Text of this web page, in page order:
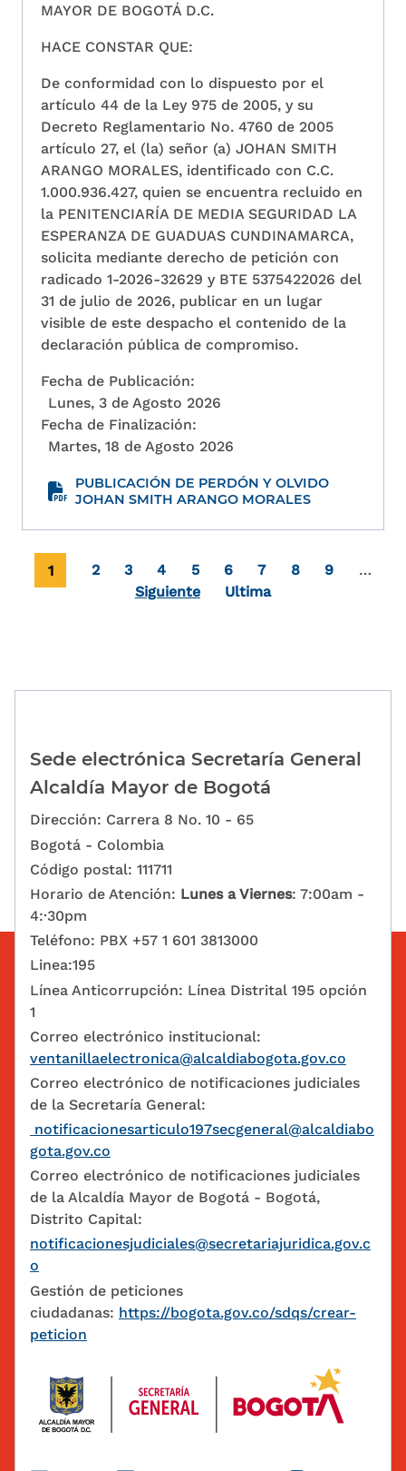
MAYOR DE BOGOTÁ D.C.
HACE CONSTAR QUE:
De conformidad con lo dispuesto por el
artículo 44 de la Ley 975 de 2005, y su
Decreto Reglamentario No. 4760 de 2005
artículo 27, el (la) señor (a) JOHAN SMITH
ARANGO MORALES, identificado con C.C.
1.000.936.427, quien se encuentra recluido en
la PENITENCIARÍA DE MEDIA SEGURIDAD LA
ESPERANZA DE GUADUAS CUNDINAMARCA,
solicita mediante derecho de petición con
radicado 1-2026-32629 y BTE 5375422026 del
31 de julio de 2026, publicar en un lugar
visible de este despacho el contenido de la
declaración pública de compromiso.
Fecha de Publicación:
Lunes, 3 de Agosto 2026
Fecha de Finalización:
Martes, 18 de Agosto 2026
PUBLICACIÓN DE PERDÓN Y OLVIDO
JOHAN SMITH ARANGO MORALES
Paginación
Página actual
1 Page
2 Page
3 Page
4 Page
5 Page
6 Page
7 Page
8 Page
9
…
Siguiente
Última página
Ultima
Sede electrónica Secretaría General
Alcaldía Mayor de Bogotá
Dirección: Carrera 8 No. 10 - 65
Bogotá - Colombia
Código postal: 111711
Horario de Atención: Lunes a Viernes: 7:00am -
4:·30pm
Teléfono: PBX +57 1 601 3813000
Linea:195
Línea Anticorrupción: Línea Distrital 195 opción
1
Correo electrónico institucional:
ventanillaelectronica@alcaldiabogota.gov.co
Correo electrónico de notificaciones judiciales
de la Secretaría General:
notificacionesarticulo197secgeneral@alcaldiabo
gota.gov.co
Correo electrónico de notificaciones judiciales
de la Alcaldía Mayor de Bogotá - Bogotá,
Distrito Capital:
notificacionesjudiciales@secretariajuridica.gov.c
o
Gestión de peticiones
ciudadanas: https://bogota.gov.co/sdqs/crear-
peticion